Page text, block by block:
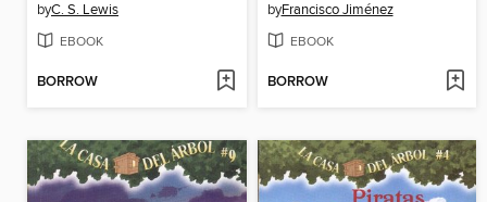
byC. S. Lewis
EBOOK
BORROW
byFrancisco Jiménez
EBOOK
BORROW